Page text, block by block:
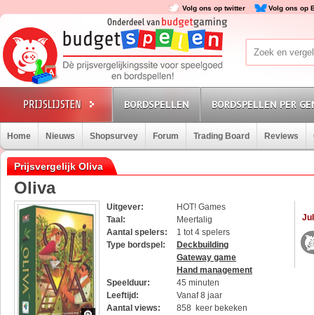
Volg ons op twitter Volg ons op
BORDSPELLEN BORDSPELLEN PER
Home Nieuws Shopsurvey Forum Trading Board Reviews
Prijsvergelijk Oliva
Oliva
Uitgever:
HOT! Games
Taal:
Meertalig
Aantal spelers:
1 tot 4 spelers
Type bordspel:
Deckbuilding
Gateway game
Hand management
Speelduur:
45 minuten
Leeftijd:
Vanaf 8 jaar
Aantal views:
858 keer bekeken